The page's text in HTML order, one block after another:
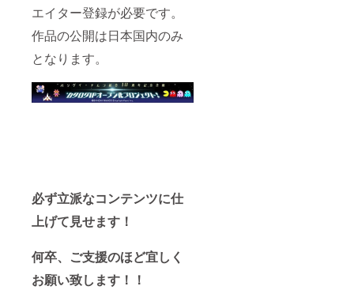
エイター登録が必要です。
作品の公開は日本国内のみ
となります。
必ず立派なコンテンツに仕
上げて見せます！
何卒、ご支援のほど宜しく
お願い致します！！